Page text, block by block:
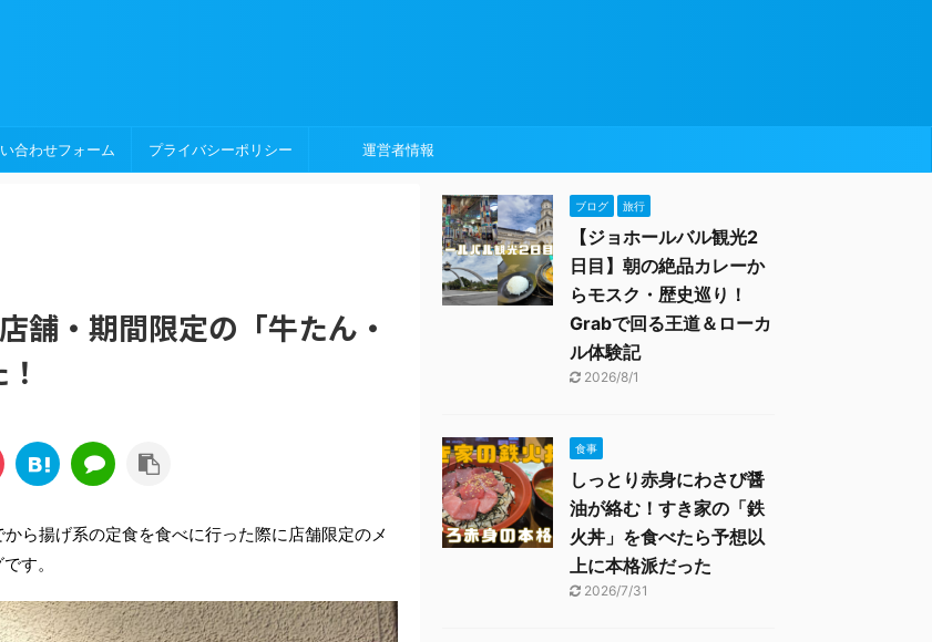
合わせフォーム プライバシーポリシー 運営者情報
舗・期間限定の「牛たん・
ら揚げ系の定食を食べに行った際に店舗限定のメ
す。
ブログ 旅行
【ジョホールバル観光2
日目】朝の絶品カレーか
らモスク・歴史巡り！
Grabで回る王道＆ローカ
ル体験記
2026/8/1
食事
しっとり赤身にわさび醤
油が絡む！すき家の「鉄
火丼」を食べたら予想以
上に本格派だった
2026/7/31